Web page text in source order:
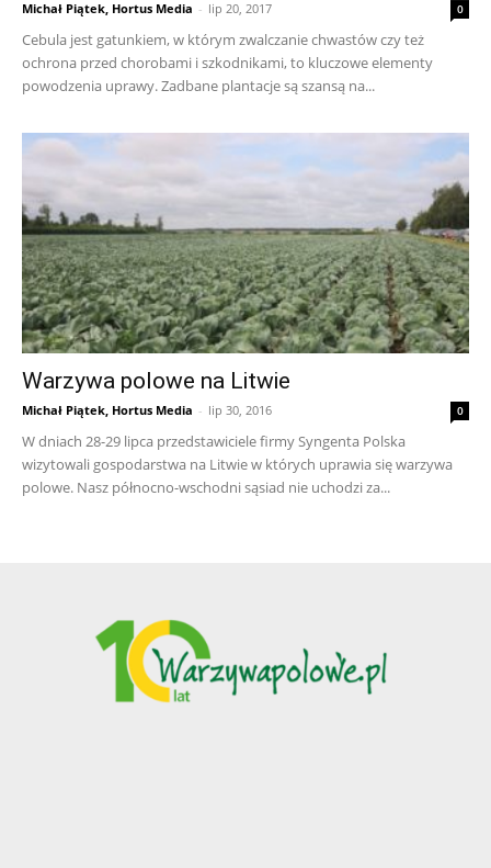
Michał Piątek, Hortus Media - lip 20, 2017 0
Cebula jest gatunkiem, w którym zwalczanie chwastów czy też
ochrona przed chorobami i szkodnikami, to kluczowe elementy
powodzenia uprawy. Zadbane plantacje są szansą na...
Warzywa polowe na Litwie
Michał Piątek, Hortus Media - lip 30, 2016 0
W dniach 28-29 lipca przedstawiciele firmy Syngenta Polska
wizytowali gospodarstwa na Litwie w których uprawia się warzywa
polowe. Nasz północno-wschodni sąsiad nie uchodzi za...